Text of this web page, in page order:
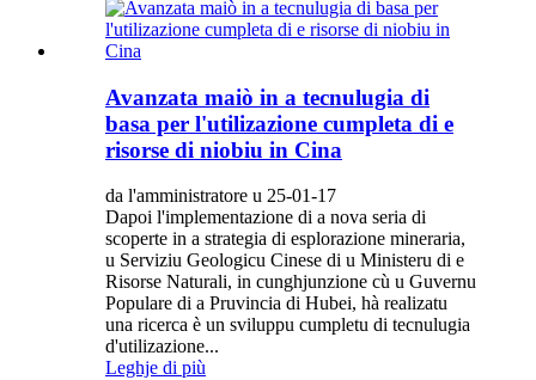
Avanzata maiò in a tecnulugia di
basa per l'utilizazione cumpleta di e
risorse di niobiu in Cina
da l'amministratore u 25-01-17
Dapoi l'implementazione di a nova seria di
scoperte in a strategia di esplorazione mineraria,
u Serviziu Geologicu Cinese di u Ministeru di e
Risorse Naturali, in cunghjunzione cù u Guvernu
Populare di a Pruvincia di Hubei, hà realizatu
una ricerca è un sviluppu cumpletu di tecnulugia
d'utilizazione...
Leghje di più